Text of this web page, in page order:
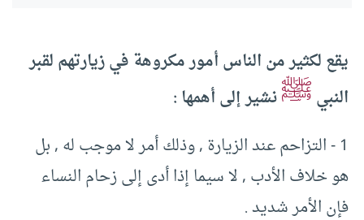
يقع لكثير من الناس أمور مكروهة في زيارتهم لقبر
النبيﷺنشير إلى أهمها ‏:‏ ‏
‏‏1‏ ‏-‏ التزاحم عند الزيارة ‏,‏ وذلك أمر لا موجب له ‏,‏ بل
هو خلاف الأدب ‏,‏ لا سيما إذا أدى إلى زحام النساء
فإن الأمر شديد ‏.‏ ‏